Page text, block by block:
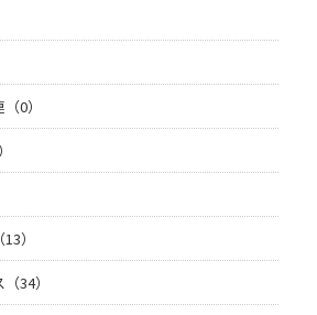
0）
）
34）